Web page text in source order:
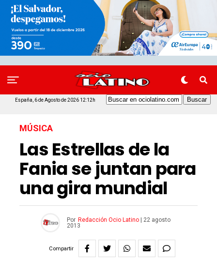
España, 6 de Agosto de 2026 12:12h
MÚSICA
Las Estrellas de la
Fania se juntan para
una gira mundial
Por Redacción Ocio Latino|
22 agosto
2013
Compartir